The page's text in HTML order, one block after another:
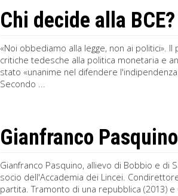
Chi decide alla BCE?
«Noi obbediamo alla legge, non ai politici».
critiche tedesche alla politica monetaria e
stato «unanime nel difendere
Secondo ...
Gianfranco Pasquino
Gianfranco Pasquino, allievo di Bobbio e di
socio dell'Accademia dei Lincei.
partita. Tramonto di una repubblica (2013)